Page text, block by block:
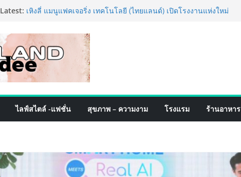
Latest: พันธมิตร ขับเคลื่อน ESG Tourism สืบสานพระราชปณิธาน สร้าง
เหิงลี่ แมนูแฟคเจอริ่ง เทคโนโลยี (ไทยแลนด์) เปิดโรงงานแห่งใหม่
ในชลบุรี เดินหน้าขยายฐานการผลิตสู่เอเชียตะวันออกเฉียงใต้
เสริมแกร่งยุทธศาสตร์ระดับโลก
TECNO ประกาศทรานส์ฟอร์มจากเกมมิ่งโฟน สู่ไลฟ์สไตล์แฟชั่นไอ
เท็ม เสิร์ฟใหญ่ปักหมุดแลนมาร์คใหม่กลางสถานี MRT วาง POVA
8 Series จุดเริ่มต้นครั้งสำคัญ
PIPPER STANDARD® เปิดตัวแชมพูอาบน้ำ และ โฟมอาบแห้งสัตว์
เลี้ยง ชูนวัตกรรมพลังธรรมชาติ “Zero-Residue” เลียขนได้
ปลอดภัย ไร้สารตกค้าง
ไลฟ์สไตล์ -แฟชั่น สุขภาพ – ความงาม โรงแรม ร้านอาหาร